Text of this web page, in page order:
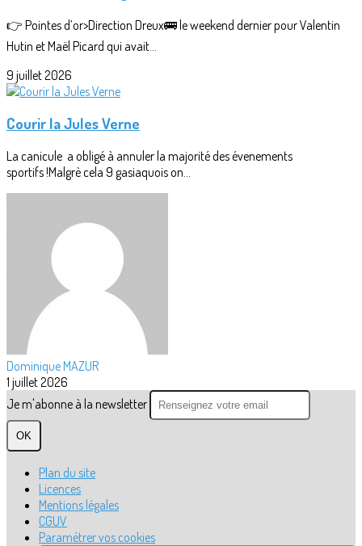
👉 Pointes d’or>Direction Dreux🚌 le weekend dernier pour Valentin
Hutin et Maël Picard qui avait...
9 juillet 2026
Courir la Jules Verne
La canicule a obligé à annuler la majorité des évenements
sportifs !Malgrè cela 9 gasiaquois on...
Dominique MAZUR
1 juillet 2026
Je m'abonne à la newsletter
OK
Plan du site
Licences
Mentions légales
CGUV
Paramétrer vos cookies